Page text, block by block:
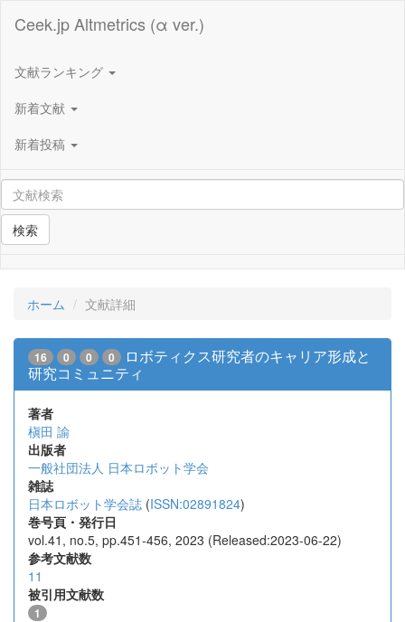
Ceek.jp Altmetrics (α ver.)
文献ランキング
新着文献
新着投稿
検索
ホーム 文献詳細
16 0 0 0
ロボティクス研究者のキャリア形成と
研究コミュニティ
著者
槇田 諭
出版者
一般社団法人 日本ロボット学会
雑誌
日本ロボット学会誌 (ISSN:02891824)
巻号頁・発行日
vol.41, no.5, pp.451-456, 2023 (Released:2023-06-22)
参考文献数
11
被引用文献数
1